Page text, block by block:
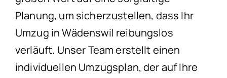
Planung, um sicherzustellen, dass Ihr
Umzug in Wädenswil reibungslos
verläuft. Unser Team erstellt einen
individuellen Umzugsplan, der auf Ihre